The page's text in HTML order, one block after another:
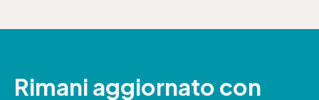
Rimani aggiornato con